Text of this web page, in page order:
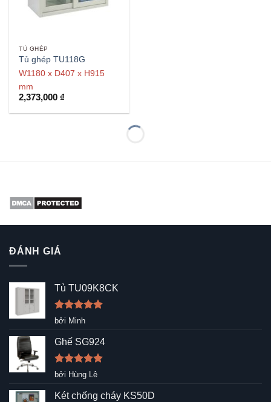
TỦ GHÉP
Tủ ghép TU118G
W1180 x D407 x H915
mm
2,373,000 ₫
ĐÁNH GIÁ
Tủ TU09K8CK
Được xếp
sao
bởi Minh
Ghế SG924
Được xếp
5
sao
bởi Hùng Lê
Két chống cháy KS50D